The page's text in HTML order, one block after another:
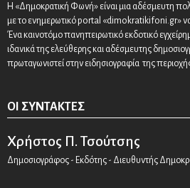
Η «Δημοκρατική Φωνή» είναι μια αδέσμευτη
με το ενημερωτικό portal «dimokratikifoni.gr» να
Ένα καινοτόμο πανηπειρωτικό εκδοτικό
ιδανικά της ελεύθερης και αδέσμευτης
πρωταγωνιστεί στην ειδησιογραφία της
ΟΙ ΣΥΝΤΆΚΤΕΣ
Χρήστος Π. Τσούτσης
Δημοσιογράφος - Εκδότης - Διευθυντής